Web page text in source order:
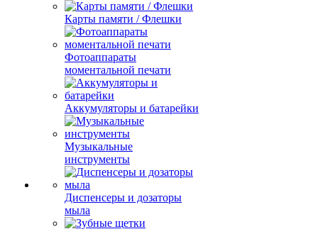
Карты памяти / Флешки
Фотоаппараты
моментальной печати
Аккумуляторы и батарейки
Музыкальные
инструменты
Диспенсеры и дозаторы
мыла